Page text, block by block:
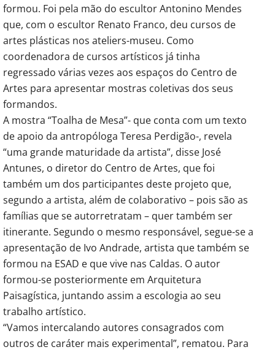
formou. Foi pela mão do escultor Antonino Mendes
que, com o escultor Renato Franco, deu cursos de
artes plásticas nos ateliers-museu. Como
coordenadora de cursos artísticos já tinha
regressado várias vezes aos espaços do Centro de
Artes para apresentar mostras coletivas dos seus
formandos.
A mostra “Toalha de Mesa”- que conta com um texto
de apoio da antropóloga Teresa Perdigão-, revela
“uma grande maturidade da artista”, disse José
Antunes, o diretor do Centro de Artes, que foi
também um dos participantes deste projeto que,
segundo a artista, além de colaborativo – pois são as
famílias que se autorretratam – quer também ser
itinerante. Segundo o mesmo responsável, segue-se a
apresentação de Ivo Andrade, artista que também se
formou na ESAD e que vive nas Caldas. O autor
formou-se posteriormente em Arquitetura
Paisagística, juntando assim a escologia ao seu
trabalho artístico.
“Vamos intercalando autores consagrados com
outros de caráter mais experimental”, rematou. Para